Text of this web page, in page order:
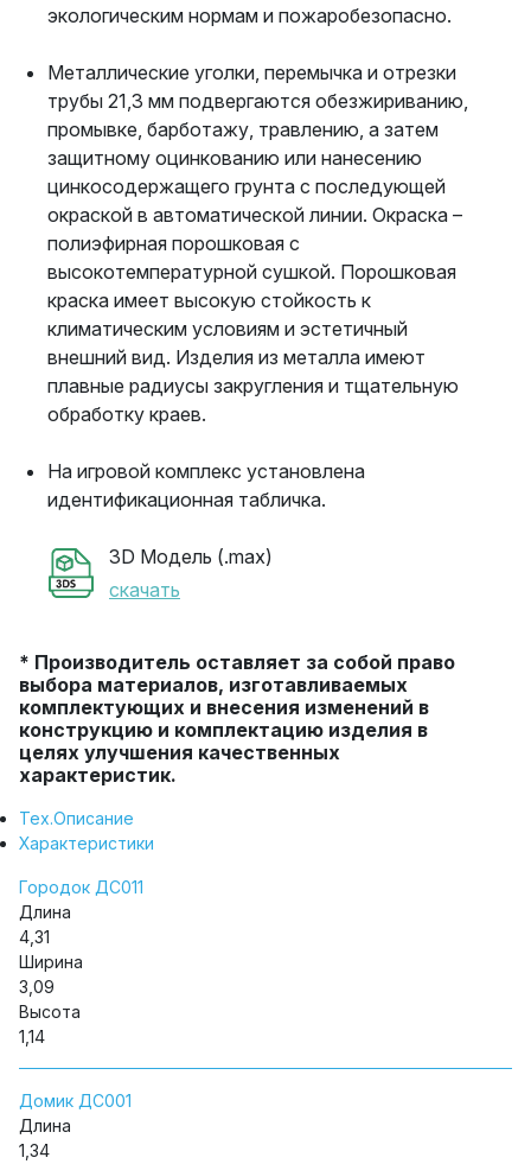
экологическим нормам и пожаробезопасно.
Металлические уголки, перемычка и отрезки
трубы 21,3 мм подвергаются обезжириванию,
промывке, барботажу, травлению, а затем
защитному оцинкованию или нанесению
цинкосодержащего грунта с последующей
окраской в автоматической линии. Окраска –
полиэфирная порошковая с
высокотемпературной сушкой. Порошковая
краска имеет высокую стойкость к
климатическим условиям и эстетичный
внешний вид. Изделия из металла имеют
плавные радиусы закругления и тщательную
обработку краев.
На игровой комплекс установлена
идентификационная табличка.
3D Модель (.max)
скачать
* Производитель оставляет за собой право
выбора материалов, изготавливаемых
комплектующих и внесения изменений в
конструкцию и комплектацию изделия в
целях улучшения качественных
характеристик.
Тех.Описание
Характеристики
Городок ДС011
Длина
4,31
Ширина
3,09
Высота
1,14
Домик ДС001
Длина
1,34